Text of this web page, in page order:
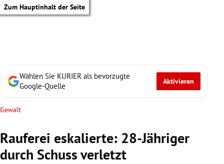
Zum Hauptinhalt der Seite
Wählen Sie KURIER als bevorzugte
Google-Quelle
Aktivieren
Gewalt
Rauferei eskalierte: 28-Jähriger
durch Schuss verletzt